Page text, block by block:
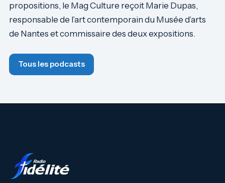
propositions, le Mag Culture reçoit Marie Dupas,
responsable de l’art contemporain du Musée d’arts
de Nantes et commissaire des deux expositions.
Tous les podcasts